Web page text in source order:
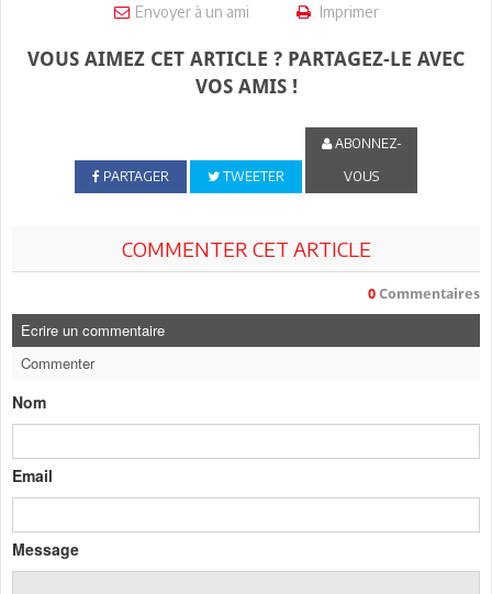
Envoyer à un ami Imprimer
VOUS AIMEZ CET ARTICLE ? PARTAGEZ-LE AVEC
VOS AMIS !
PARTAGER TWEETER
ABONNEZ-
VOUS
COMMENTER CET ARTICLE
0 Commentaires
Ecrire un commentaire
Commenter
Nom
Email
Message